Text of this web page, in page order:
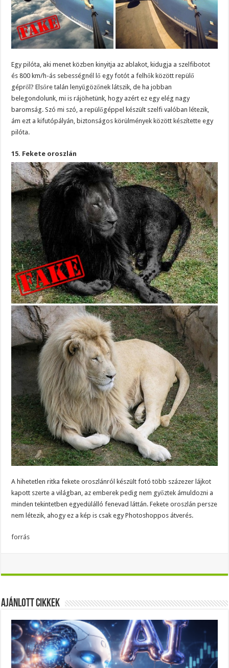
Egy pilóta, aki menet közben kinyitja az ablakot, kidugja a szelfibotot
és 800 km/h-ás sebességnél lő egy fotót a felhők között repülő
gépről? Elsőre talán lenyűgözőnek látszik, de ha jobban
belegondolunk, mi is rájöhetünk, hogy azért ez egy elég nagy
baromság. Szó mi szó, a repülőgéppel készült szelfi valóban létezik,
ám ezt a kifutópályán, biztonságos körülmények között készítette egy
pilóta.
15. Fekete oroszlán
A hihetetlen ritka fekete oroszlánról készült fotó több százezer lájkot
kapott szerte a világban, az emberek pedig nem győztek ámuldozni a
minden tekintetben egyedülálló fenevad láttán. Fekete oroszlán persze
nem létezik, ahogy ez a kép is csak egy Photoshoppos átverés.
forrás
Ajánlott Cikkek